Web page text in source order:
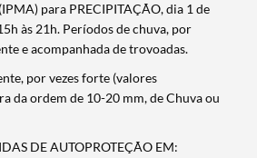
para PRECIPITAÇÃO, dia 1 de
às 21h. Períodos de chuva, por
e acompanhada de trovoadas.
por vezes forte (valores
da ordem de 10-20 mm, de Chuva ou
DE AUTOPROTEÇÃO EM: